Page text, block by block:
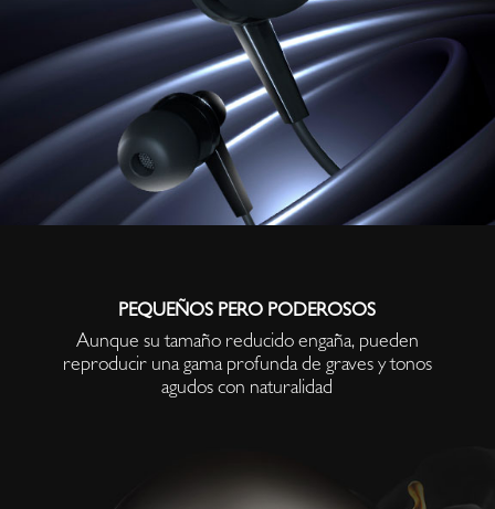
PEQUEÑOS PERO PODEROSOS
Aunque su tamaño reducido engaña, pueden
reproducir una gama profunda de graves y tonos
agudos con naturalidad